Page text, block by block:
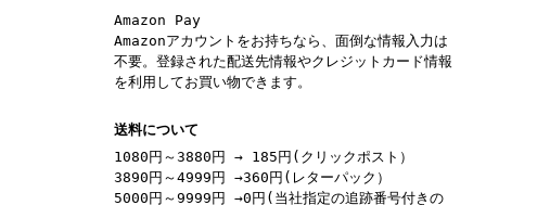
Amazon Pay
Amazonアカウントをお持ちなら、面倒な情報入力は
不要。登録された配送先情報やクレジットカード情報
を利用してお買い物できます。
送料について
1080円～3880円 → 185円(クリックポスト）
3890円～4999円 →360円(レターパック）
5000円～9999円 →0円(当社指定の追跡番号付きの